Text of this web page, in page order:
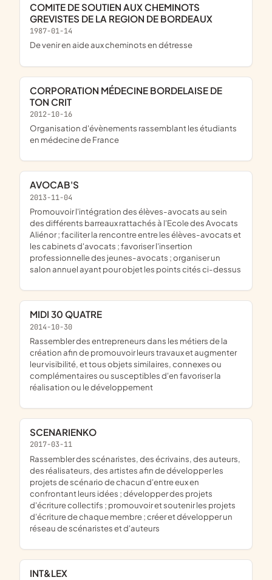
COMITE DE SOUTIEN AUX CHEMINOTS
GREVISTES DE LA REGION DE BORDEAUX
1987-01-14
de venir en aide aux cheminots en détresse
CORPORATION MÉDECINE BORDELAISE DE
TON CRIT
2012-10-16
organisation d'évènements rassemblant les étudiants
en médecine de France
AVOCAB'S
2013-11-04
promouvoir l'intégration des élèves-avocats au sein
des différents barreaux rattachés à l'Ecole des Avocats
Aliénor ; faciliter la rencontre entre les élèves-avocats et
les cabinets d'avocats ; favoriser l'insertion
professionnelle des jeunes-avocats ; organiser un
salon annuel ayant pour objet les points cités ci-dessus
MIDI 30 QUATRE
2014-10-30
rassembler des entrepreneurs dans les métiers de la
création afin de promouvoir leurs travaux et augmenter
leur visibilité, et tous objets similaires, connexes ou
complémentaires ou susceptibles d'en favoriser la
réalisation ou le développement
SCENARIENKO
2017-03-11
rassembler des scénaristes, des écrivains, des auteurs,
des réalisateurs, des artistes afin de développer les
projets de scénario de chacun d'entre eux en
confrontant leurs idées ; développer des projets
d'écriture collectifs ; promouvoir et soutenir les projets
d'écriture de chaque membre ; créer et développer un
réseau de scénaristes et d'auteurs
INT&LEX